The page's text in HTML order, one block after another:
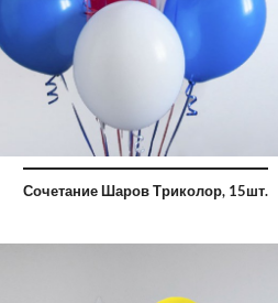
Сочетание Шаров Триколор, 15шт.